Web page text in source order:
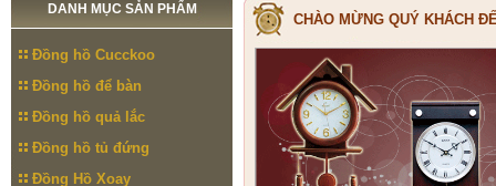
DANH MỤC SẢN PHẨM
Đồng hồ Cucckoo
Đồng hồ để bàn
Đồng hồ quả lắc
Đồng hồ tủ đứng
Đồng Hồ Xoay
CHÀO MỪNG QUÝ KHÁCH